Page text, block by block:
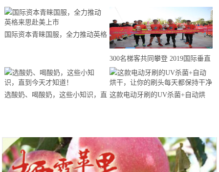
国际资本青睐国服，全力推动英格
300名梯客共同攀登 2019国际垂直
马拉松超级精英赛顺德海骏达中心
站欢乐开跑
选酸奶、喝酸奶，这些小知识，直 这款电动牙刷的UV杀菌+自动烘